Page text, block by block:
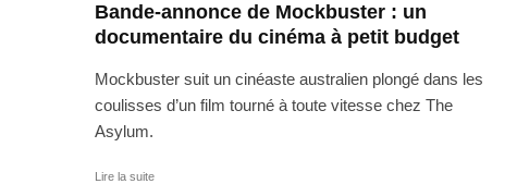
Bande-annonce de Mockbuster : un
documentaire du cinéma à petit budget
Mockbuster suit un cinéaste australien plongé dans les
coulisses d’un film tourné à toute vitesse chez The
Asylum.
Lire la suite